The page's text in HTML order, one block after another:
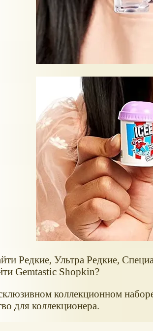
Редкие, Ультра Редкие,
Gemtastic Shopkin?
коллекционном
для коллекционера.